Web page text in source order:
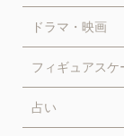
ドラマ・映画
フィギュアスケ
占い